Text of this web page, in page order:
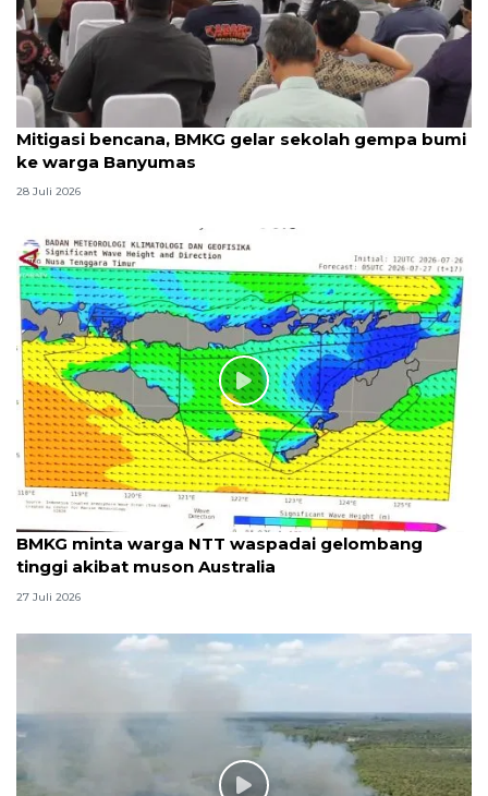
Mitigasi bencana, BMKG gelar sekolah gempa bumi
ke warga Banyumas
28 Juli 2026
BMKG minta warga NTT waspadai gelombang
tinggi akibat muson Australia
27 Juli 2026